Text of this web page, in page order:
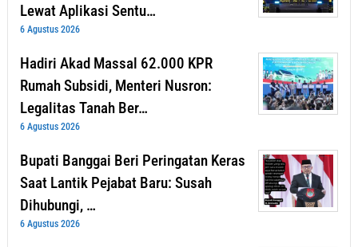
Lewat Aplikasi Sentu…
6 Agustus 2026
Hadiri Akad Massal 62.000 KPR
Rumah Subsidi, Menteri Nusron:
Legalitas Tanah Ber…
6 Agustus 2026
Bupati Banggai Beri Peringatan Keras
Saat Lantik Pejabat Baru: Susah
Dihubungi, …
6 Agustus 2026